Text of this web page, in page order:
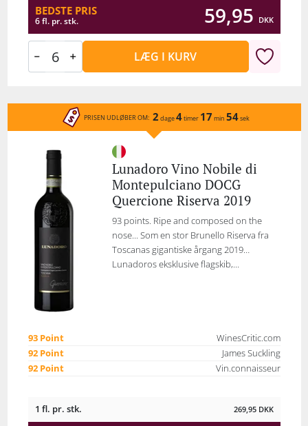
BEDSTE PRIS
6 fl. pr. stk. 59,95 DKK
LÆG I KURV
PRISEN UDLØBER OM: 2 dage4timer 17 min 54sek
Lunadoro Vino Nobile di
Montepulciano DOCG
Quercione Riserva 2019
93 points. Ripe and composed on the
nose... Som en stor Brunello Riserva fra
Toscanas gigantiske årgang 2019…
Lunadoros eksklusive flagskib,...
93 Point
WinesCritic.com
92 Point
James Suckling
92 Point
Vin.connaisseur
1 fl. pr. stk. 269,95 DKK